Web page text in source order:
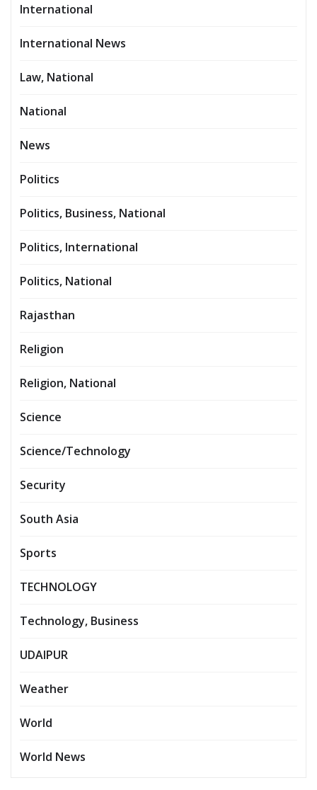
International
International News
Law, National
National
News
Politics
Politics, Business, National
Politics, International
Politics, National
Rajasthan
Religion
Religion, National
Science
Science/Technology
Security
South Asia
Sports
TECHNOLOGY
Technology, Business
UDAIPUR
Weather
World
World News